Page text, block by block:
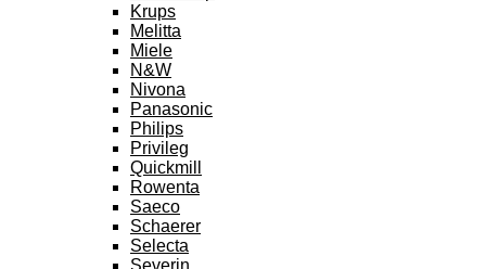
Krups
Melitta
Miele
N&W
Nivona
Panasonic
Philips
Privileg
Quickmill
Rowenta
Saeco
Schaerer
Selecta
Severin